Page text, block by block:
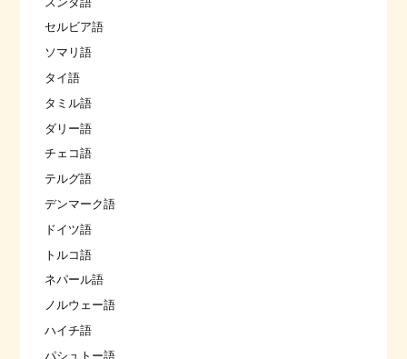
セルビア語
ソマリ語
タイ語
タミル語
ダリー語
チェコ語
テルグ語
デンマーク語
ドイツ語
トルコ語
ネパール語
ノルウェー語
ハイチ語
パシュトー語